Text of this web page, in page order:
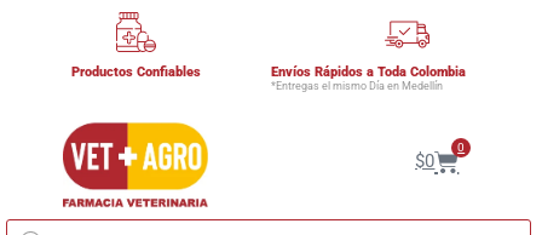
Productos Confiables Envíos Rápidos a Toda Colombia
*Entregas el mismo Día en Medellín
$0
0